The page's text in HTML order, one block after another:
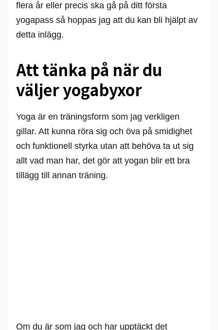
flera år eller precis ska gå på ditt första
yogapass så hoppas jag att du kan bli hjälpt av
detta inlägg.
Att tänka på när du
väljer yogabyxor
Yoga är en träningsform som jag verkligen
gillar. Att kunna röra sig och öva på smidighet
och funktionell styrka utan att behöva ta ut sig
allt vad man har, det gör att yogan blir ett bra
tillägg till annan träning.
Om du är som jag och har upptäckt det